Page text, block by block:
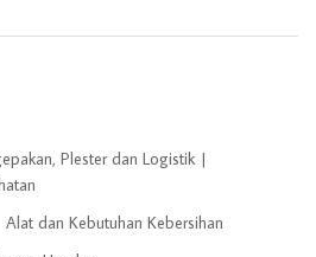
Plester dan Logistik
Alat dan Kebutuhan Kebersihan